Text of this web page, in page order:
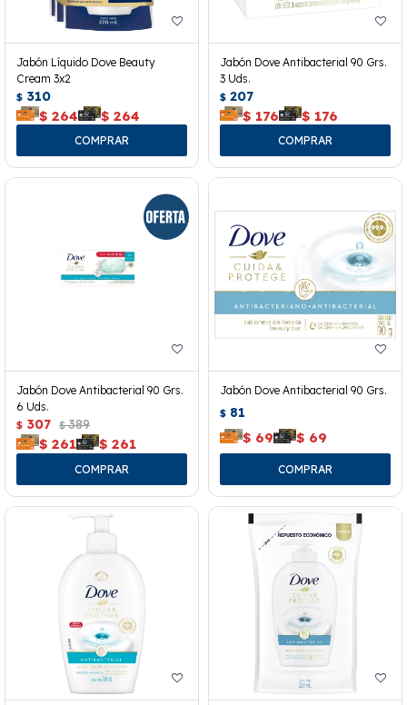
Jabón Líquido Dove Beauty
Cream 3x2
$ 310
$ 264 $ 264
Jabón Dove Antibacterial 90 Grs.
3 Uds.
$ 207
$ 176 $ 176
Jabón Dove Antibacterial 90 Grs.
6 Uds.
$ 307 $ 389
$ 261 $ 261
Jabón Dove Antibacterial 90 Grs.
$ 81
$ 69 $ 69